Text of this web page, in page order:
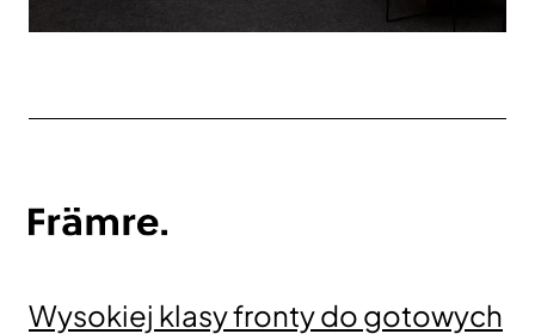
Wysokiej klasy fronty do gotowych